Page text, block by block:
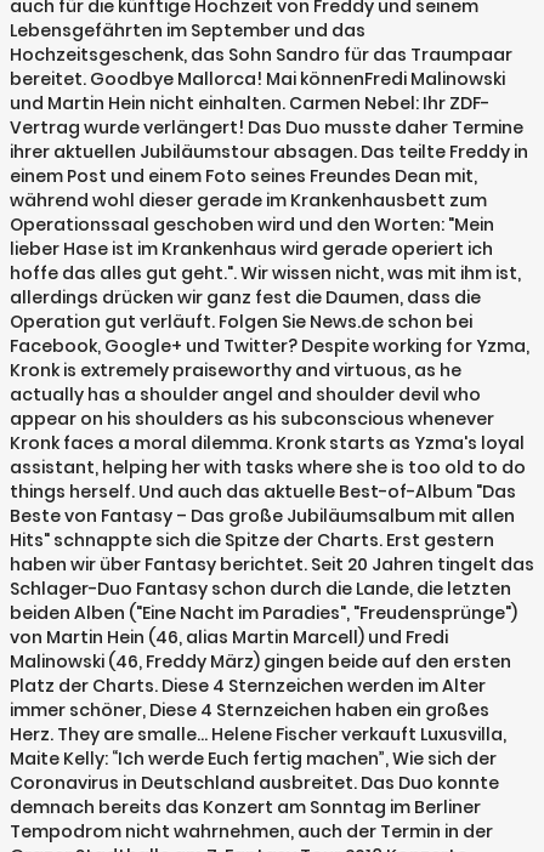
auch für die künftige Hochzeit von Freddy und seinem
Lebensgefährten im September und das
Hochzeitsgeschenk, das Sohn Sandro für das Traumpaar
bereitet. Goodbye Mallorca! Mai könnenFredi Malinowski
und Martin Hein nicht einhalten. Carmen Nebel: Ihr ZDF-
Vertrag wurde verlängert! Das Duo musste daher Termine
ihrer aktuellen Jubiläumstour absagen. Das teilte Freddy in
einem Post und einem Foto seines Freundes Dean mit,
während wohl dieser gerade im Krankenhausbett zum
Operationssaal geschoben wird und den Worten: "Mein
lieber Hase ist im Krankenhaus wird gerade operiert ich
hoffe das alles gut geht.". Wir wissen nicht, was mit ihm ist,
allerdings drücken wir ganz fest die Daumen, dass die
Operation gut verläuft. Folgen Sie News.de schon bei
Facebook, Google+ und Twitter? Despite working for Yzma,
Kronk is extremely praiseworthy and virtuous, as he
actually has a shoulder angel and shoulder devil who
appear on his shoulders as his subconscious whenever
Kronk faces a moral dilemma. Kronk starts as Yzma's loyal
assistant, helping her with tasks where she is too old to do
things herself. Und auch das aktuelle Best-of-Album "Das
Beste von Fantasy – Das große Jubiläumsalbum mit allen
Hits" schnappte sich die Spitze der Charts. Erst gestern
haben wir über Fantasy berichtet. Seit 20 Jahren tingelt das
Schlager-Duo Fantasy schon durch die Lande, die letzten
beiden Alben ("Eine Nacht im Paradies", "Freudensprünge")
von Martin Hein (46, alias Martin Marcell) und Fredi
Malinowski (46, Freddy März) gingen beide auf den ersten
Platz der Charts. Diese 4 Sternzeichen werden im Alter
immer schöner, Diese 4 Sternzeichen haben ein großes
Herz. They are smalle… Helene Fischer verkauft Luxusvilla,
Maite Kelly: “Ich werde Euch fertig machen”, Wie sich der
Coronavirus in Deutschland ausbreitet. Das Duo konnte
demnach bereits das Konzert am Sonntag im Berliner
Tempodrom nicht wahrnehmen, auch der Termin in der